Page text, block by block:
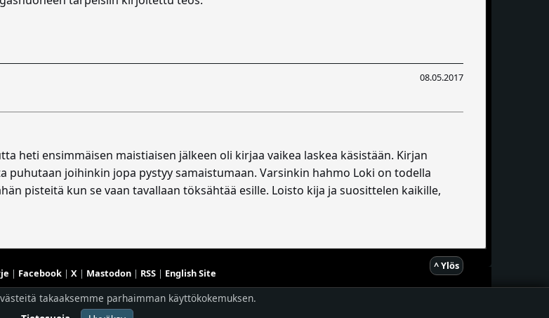
08.05.2017
heti ensimmäisen maistiaisen jälkeen oli kirjaa vaikea laskea käsistään. Kirjan
joihinkin jopa pystyy samaistumaan. Varsinkin hahmo Loki on todella
pisteitä kun se vaan tavallaan töksähtää esille. Loisto kija ja suosittelen kaikille,
^ Ylös
| Facebook| X| Mastodon| RSS| English Site
tarjoaaPlaneetta Internet Oy
Risingshadow. Kaikki oikeudet pidätetään.
takaaksemme parhaimman käyttökokemuksen.